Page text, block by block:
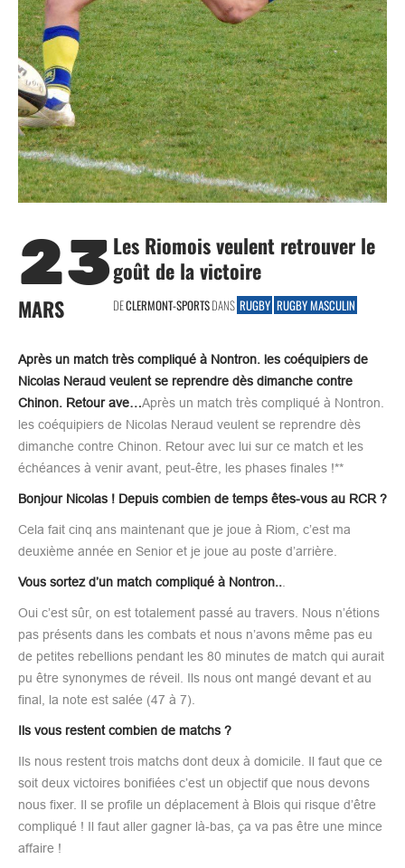
23
MARS
Les Riomois veulent retrouver le
goût de la victoire
DECLERMONT-SPORTSDANS RUGBY RUGBY MASCULIN
Après un match très compliqué à Nontron. les coéquipiers de
Nicolas Neraud veulent se reprendre dès dimanche contre
Chinon. Retour ave…Après un match très compliqué à Nontron.
les coéquipiers de Nicolas Neraud veulent se reprendre dès
dimanche contre Chinon. Retour avec lui sur ce match et les
échéances à venir avant, peut-être, les phases finales !**
Bonjour Nicolas ! Depuis combien de temps êtes-vous au RCR ?
Cela fait cinq ans maintenant que je joue à Riom, c’est ma
deuxième année en Senior et je joue au poste d’arrière.
Vous sortez d’un match compliqué à Nontron..
Oui c’est sûr, on est totalement passé au travers. Nous n’étions
pas présents dans les combats et nous n’avons même pas eu
de petites rebellions pendant les 80 minutes de match qui aurait
pu être synonymes de réveil. Ils nous ont mangé devant et au
final, la note est salée (47 à 7).
Ils vous restent combien de matchs ?
Ils nous restent trois matchs dont deux à domicile. Il faut que ce
soit deux victoires bonifiées c’est un objectif que nous devons
nous fixer. Il se profile un déplacement à Blois qui risque d’être
compliqué ! Il faut aller gagner là-bas, ça va pas être une mince
affaire !